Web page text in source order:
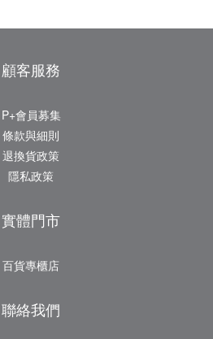
顧客服務
P+會員募集
條款與細則
退換貨政策
隱私政策
實體門市
百貨專櫃店
聯絡我們